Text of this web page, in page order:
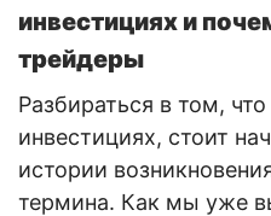
инвестициях и
трейдеры
Разбираться в том,
инвестициях, стоит
истории
термина. Как мы уже